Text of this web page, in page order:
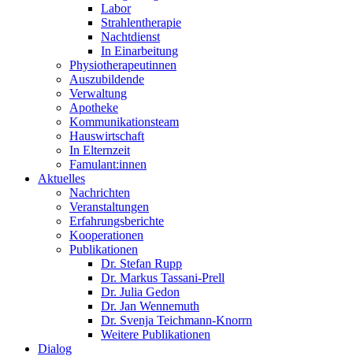
Labor
Strahlentherapie
Nachtdienst
In Einarbeitung
Physiotherapeutinnen
Auszubildende
Verwaltung
Apotheke
Kommunikationsteam
Hauswirtschaft
In Elternzeit
Famulant:innen
Aktuelles
Nachrichten
Veranstaltungen
Erfahrungsberichte
Kooperationen
Publikationen
Dr. Stefan Rupp
Dr. Markus Tassani-Prell
Dr. Julia Gedon
Dr. Jan Wennemuth
Dr. Svenja Teichmann-Knorrn
Weitere Publikationen
Dialog